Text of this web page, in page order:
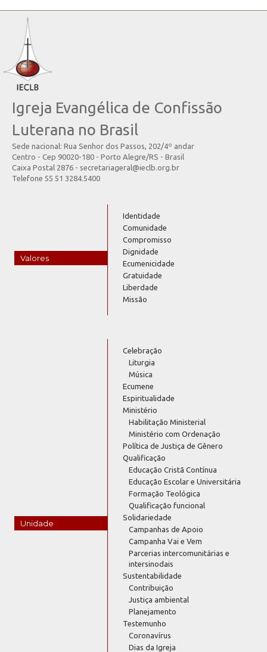
Igreja Evangélica de Confissão
Luterana no Brasil
Sede nacional: Rua Senhor dos Passos, 202/4º andar
Centro - Cep 90020-180 - Porto Alegre/RS - Brasil
Caixa Postal 2876 - secretariageral@ieclb.org.br
Telefone 55 51 3284.5400
Valores
Identidade
Comunidade
Compromisso
Dignidade
Ecumenicidade
Gratuidade
Liberdade
Missão
Unidade
Celebração
Liturgia
Música
Ecumene
Espiritualidade
Ministério
Habilitação Ministerial
Ministério com Ordenação
Política de Justiça de Gênero
Qualificação
Educação Cristã Contínua
Educação Escolar e Universitária
Formação Teológica
Qualificação funcional
Solidariedade
Campanhas de Apoio
Campanha Vai e Vem
Parcerias intercomunitárias e
intersinodais
Sustentabilidade
Contribuição
Justiça ambiental
Planejamento
Testemunho
Coronavírus
Dias da Igreja